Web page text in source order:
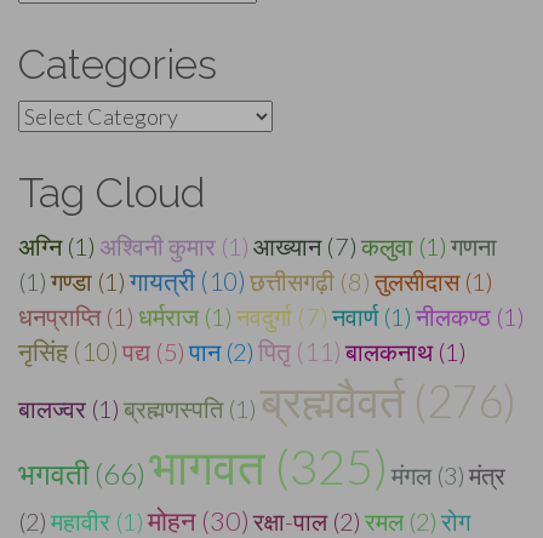
Categories
Categories
Tag Cloud
अग्नि (1) अश्विनी कुमार (1) आख्यान (7) कलुवा (1) गणना
(1) गण्डा (1) गायत्री (10) छत्तीसगढ़ी (8) तुलसीदास (1)
धनप्राप्ति (1) धर्मराज (1) नवदुर्गा (7) नवार्ण (1) नीलकण्ठ (1)
नृसिंह (10) पद्य (5) पान (2) पितृ (11) बालकनाथ (1)
बालज्वर (1) ब्रह्मणस्पति (1) ब्रह्मवैवर्त (276)
भगवती (66)भागवत (325) मंगल (3) मंत्र
(2) महावीर (1) मोहन (30) रक्षा-पाल (2) रमल (2) रोग